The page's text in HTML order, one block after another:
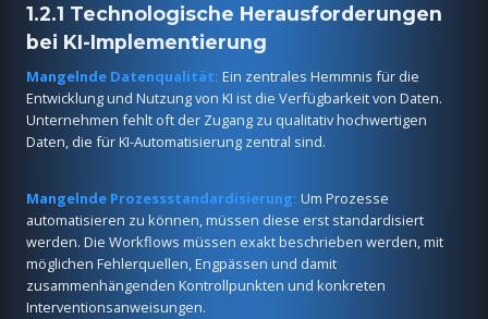
1.2.1 Technologische Herausforderungen
bei KI-Implementierung
Mangelnde Datenqualität: Ein zentrales Hemmnis für die
Entwicklung und Nutzung von KI ist die Verfügbarkeit von Daten.
Unternehmen fehlt oft der Zugang zu qualitativ hochwertigen
Daten, die für KI-Automatisierung zentral sind.
Mangelnde Prozessstandardisierung: Um Prozesse
automatisieren zu können, müssen diese erst standardisiert
werden. Die Workflows müssen exakt beschrieben werden, mit
möglichen Fehlerquellen, Engpässen und damit
zusammenhängenden Kontrollpunkten und konkreten
Interventionsanweisungen.